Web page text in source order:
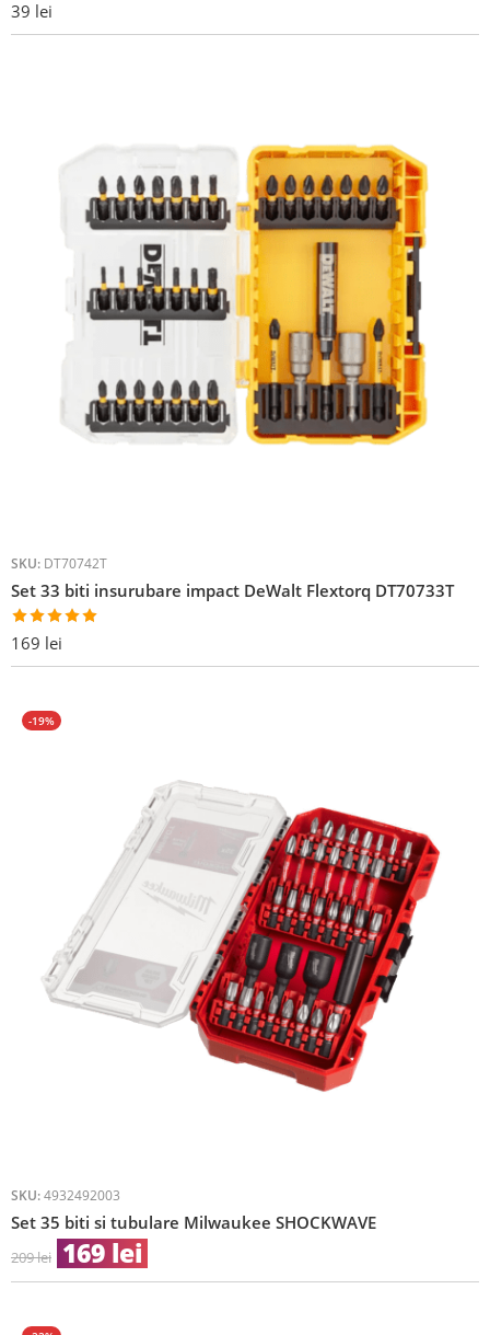
39 lei
SKU: DT70742T
Set 33 biti insurubare impact DeWalt Flextorq DT70733T
Evaluat la
5.00din 5
169 lei
-19%
SKU: 4932492003
Set 35 biti si tubulare Milwaukee SHOCKWAVE
209lei 169 lei